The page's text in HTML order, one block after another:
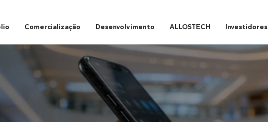
Comercialização Desenvolvimento ALLOSTECH Investidores